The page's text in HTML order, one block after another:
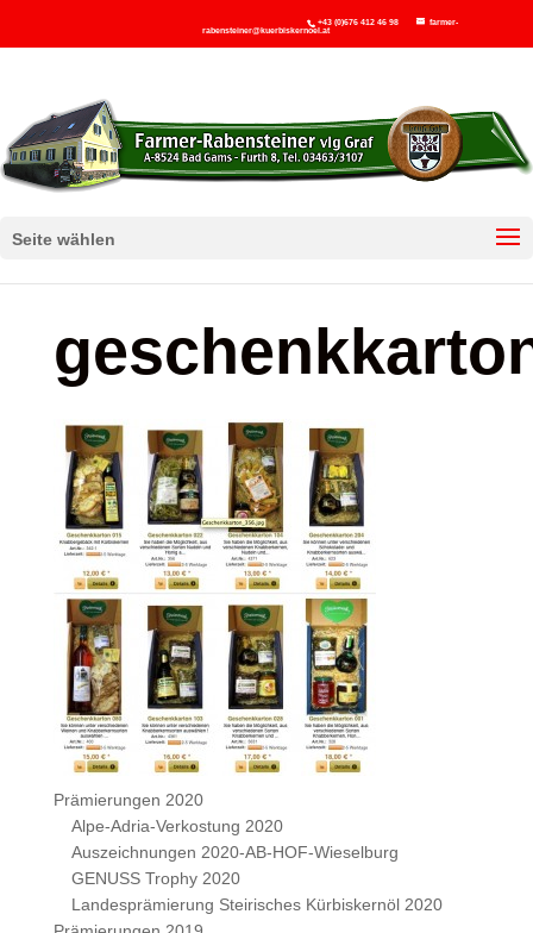
+43 (0)676 412 46 98
farmer-
rabensteiner@kuerbiskernoel.at
Seite wählen
Prämierungen 2020
Alpe-Adria-Verkostung 2020
Auszeichnungen 2020-AB-HOF-Wieselburg
GENUSS Trophy 2020
Landesprämierung Steirisches Kürbiskernöl 2020